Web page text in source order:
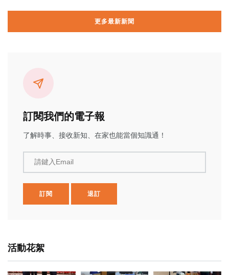
更多最新新聞
訂閱我們的電子報
了解時事、接收新知、在家也能當個知識通！
請鍵入Email
訂閱 退訂
活動花絮